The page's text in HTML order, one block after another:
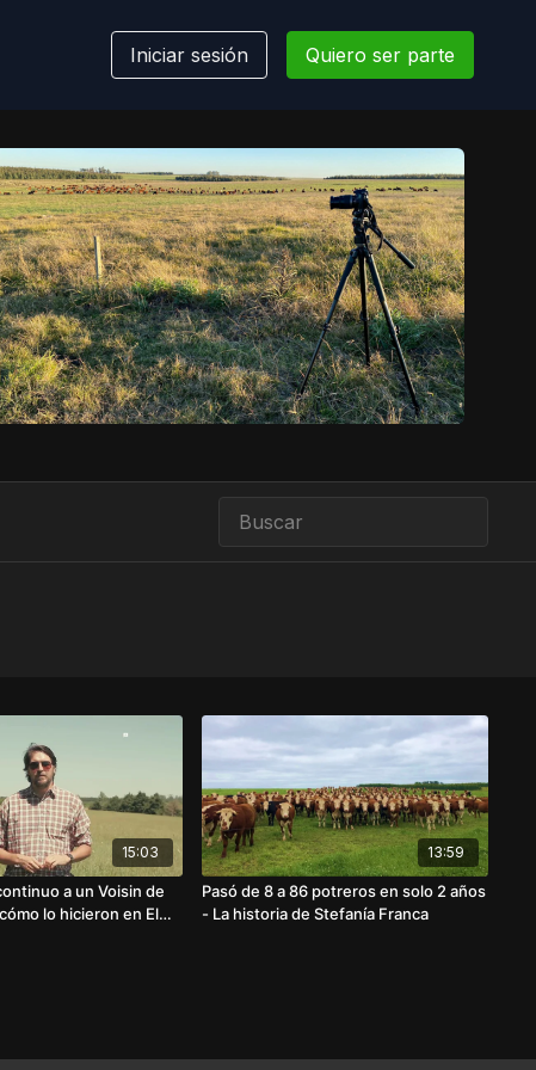
Iniciar sesión Quiero ser parte
15:03
a un Voisin de
lo hicieron en El
13:59
Pasó de 8 a 86 potreros en solo 2 años
- La historia de Stefanía Franca